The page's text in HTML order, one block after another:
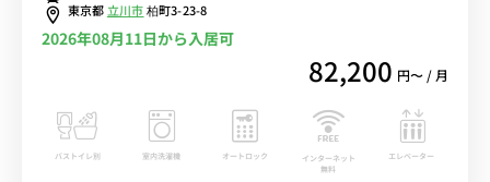
東京都立川市柏町3-23-8
2026年08月11日から入居可
82,200 円〜 / 月
バストイレ別 室内洗濯機 オートロック
インターネット
無料
エレベーター